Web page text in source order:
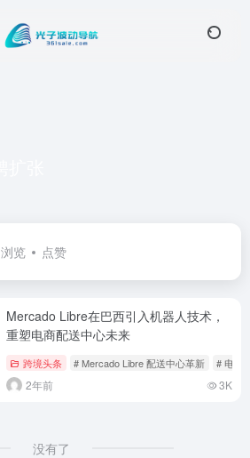
浏览 点赞
Mercado Libre在巴西引入机器人技术，
重塑电商配送中心未来
跨境头条 # Mercado Libre 配送中心革新 # 电商
2年前 3K
没有了